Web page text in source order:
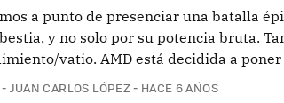
a punto de presenciar una batalla
y no solo por su potencia bruta.
vatio. AMD está decidida a
COMENTARIOS
JUAN CARLOS LÓPEZ HACE 6 AÑOS